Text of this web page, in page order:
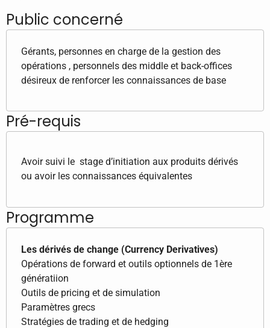
Public concerné
Gérants, personnes en charge de la gestion des
opérations , personnels des middle et back-offices
désireux de renforcer les connaissances de base
Pré-requis
Avoir suivi le stage d’initiation aux produits dérivés
ou avoir les connaissances équivalentes
Programme
Les dérivés de change (Currency Derivatives)
Opérations de forward et outils optionnels de 1ère
génératiion
Outils de pricing et de simulation
Paramètres grecs
Stratégies de trading et de hedging